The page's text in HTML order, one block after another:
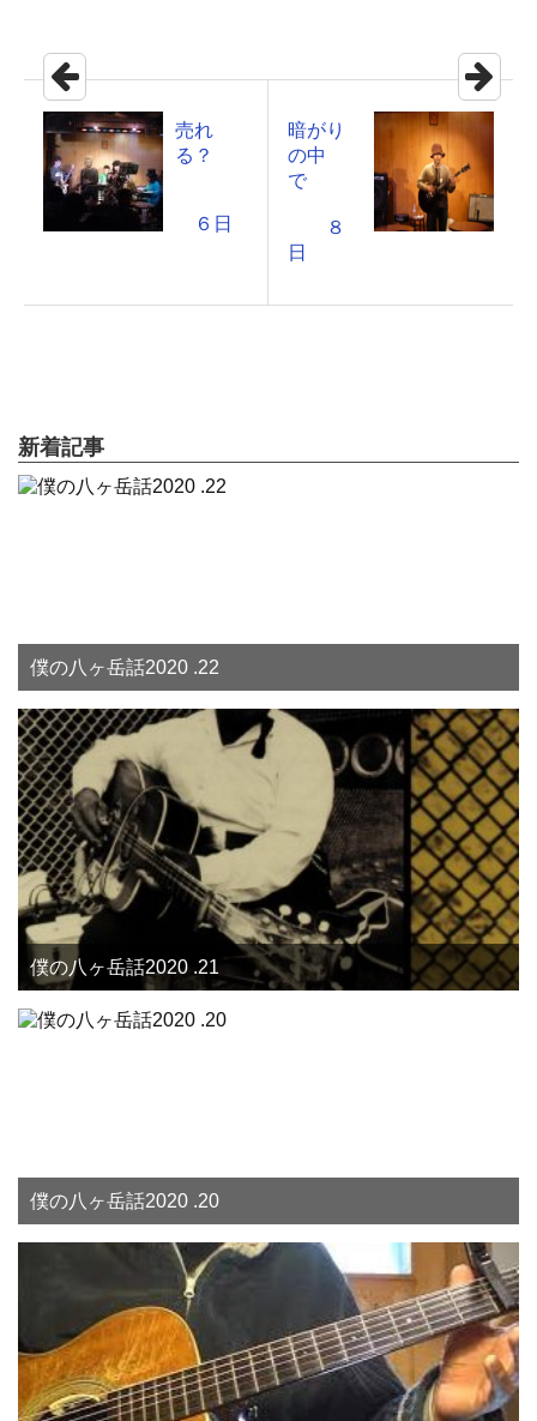
売れ
る？
６日
暗がり
の中
で
８
日
新着記事
僕の八ヶ岳話2020 .22
僕の八ヶ岳話2020 .21
僕の八ヶ岳話2020 .20